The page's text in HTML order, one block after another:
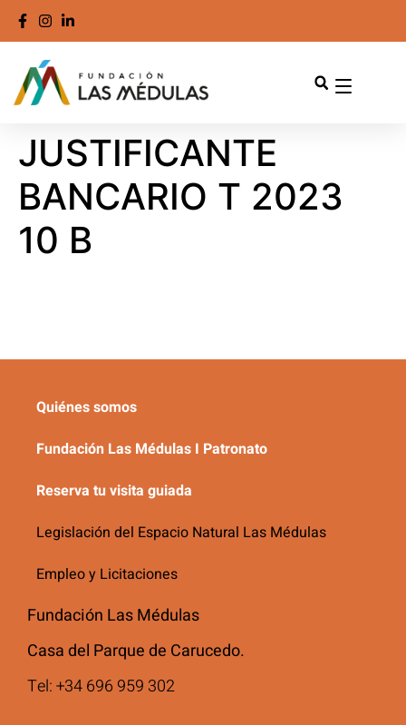
JUSTIFICANTE
BANCARIO T 2023
10 B
Quiénes somos
Fundación Las Médulas I Patronato
Reserva tu visita guiada
Legislación del Espacio Natural Las Médulas
Empleo y Licitaciones
Fundación Las Médulas
Casa del Parque de Carucedo.
Tel: +34 696 959 302